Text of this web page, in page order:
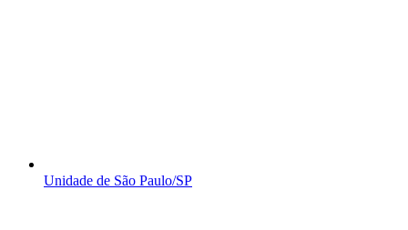
Unidade de São Paulo/SP